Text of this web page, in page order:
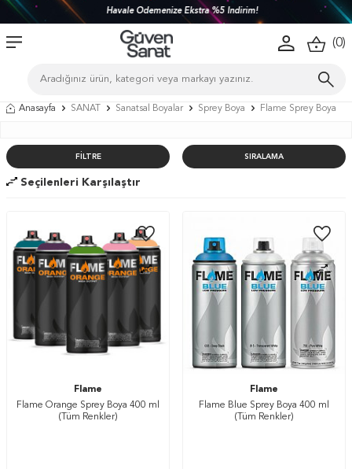
Havale Ödemenize Ekstra %5 İndirim!
(0)
Anasayfa SANAT Sanatsal Boyalar Sprey Boya Flame Sprey Boya
FILTRE SIRALAMA
Seçilenleri Karşılaştır
Flame
Flame Orange Sprey Boya 400 ml
(Tüm Renkler)
Flame
Flame Blue Sprey Boya 400 ml
(Tüm Renkler)